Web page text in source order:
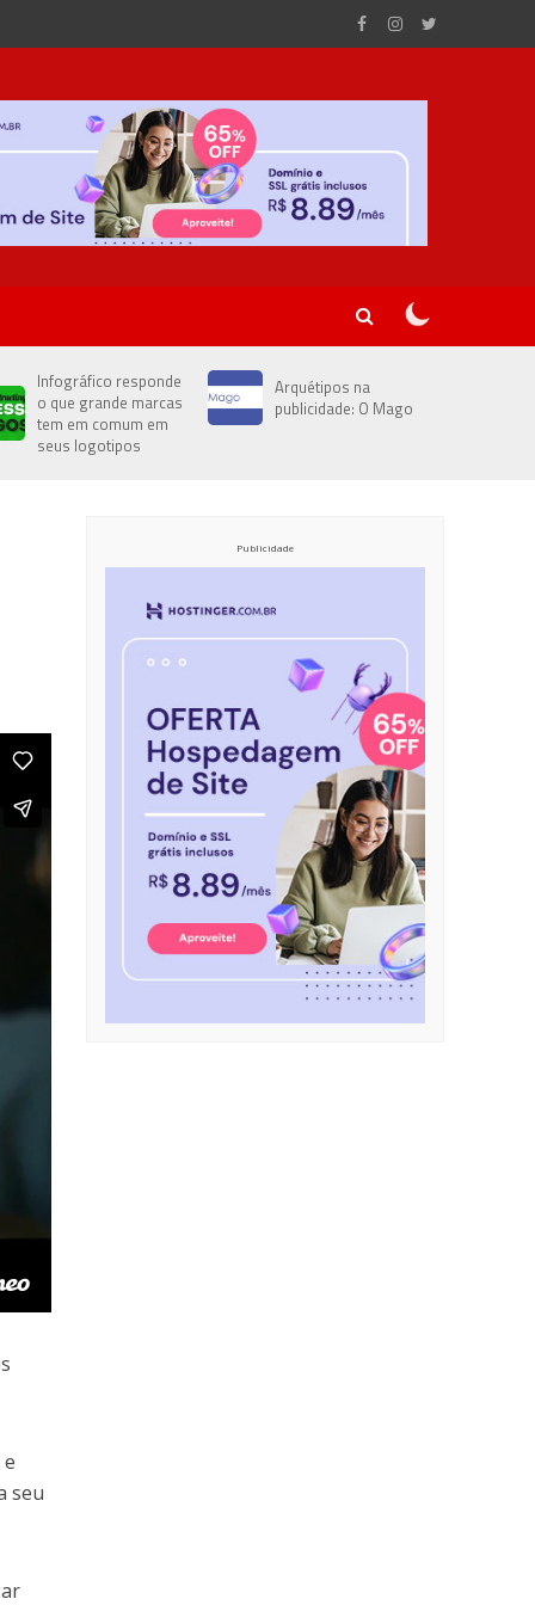
Infográfico responde
o que grande marcas
tem em comum em
seus logotipos
Arquétipos na
publicidade: O Mago
seu
Publicidade